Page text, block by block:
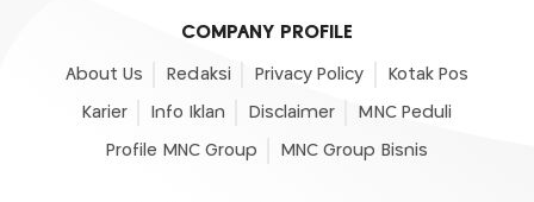
COMPANY PROFILE
About Us Redaksi Privacy Policy Kotak Pos
Karier Info Iklan Disclaimer MNC Peduli
Profile MNC Group MNC Group Bisnis